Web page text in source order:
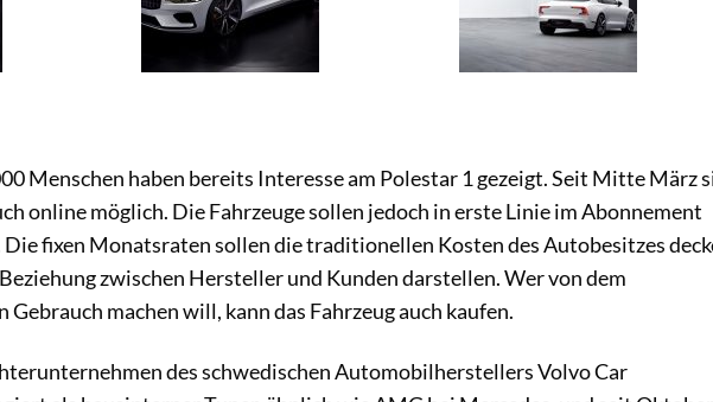
Menschen haben bereits Interesse am Polestar 1 gezeigt. Seit Mitte März
online möglich. Die Fahrzeuge sollen jedoch in erste Linie im Abonnement
fixen Monatsraten sollen die traditionellen Kosten des Autobesitzes
zwischen Hersteller und Kunden darstellen. Wer von dem
Gebrauch machen will, kann das Fahrzeug auch kaufen.
des schwedischen Automobilherstellers Volvo Car